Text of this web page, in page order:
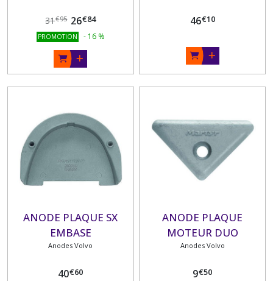
31€95 26€84
PROMOTION - 16 %
46€10
ANODE PLAQUE SX
EMBASE
Anodes Volvo
40€60
ANODE PLAQUE
MOTEUR DUO
Anodes Volvo
9€50